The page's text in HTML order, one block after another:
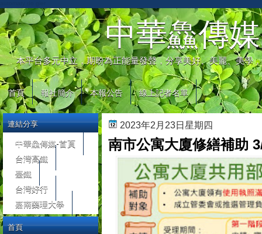
中華鱻傳媒
本平台多元中立，期盼為正能量發聲，分享美好、美麗、美學
首頁 報社簡介 本報公告 線上記者名單
2023年2月23日星期四
南市公寓大廈修繕補助
連結分享
中華鱻傳媒-首頁
台灣高鐵
臺鐵
台灣好行
嘉南藥理大學
首頁